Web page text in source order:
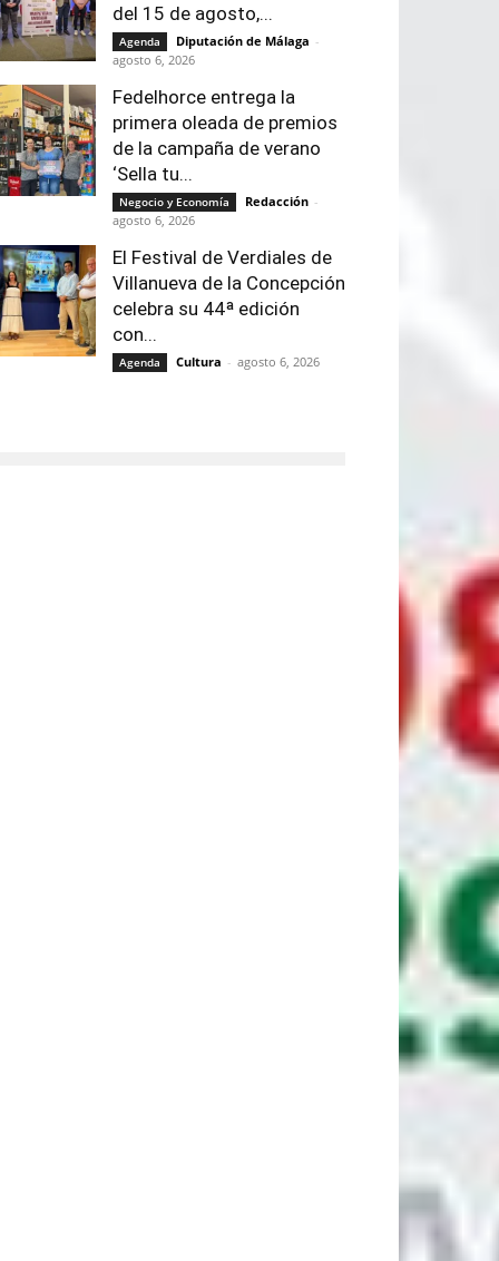
del 15 de agosto,...
Agenda Diputación de Málaga -
agosto 6, 2026
Fedelhorce entrega la
primera oleada de premios
de la campaña de verano
‘Sella tu...
Negocio y Economía Redacción -
agosto 6, 2026
El Festival de Verdiales de
Villanueva de la Concepción
celebra su 44ª edición
con...
Agenda Cultura - agosto 6, 2026